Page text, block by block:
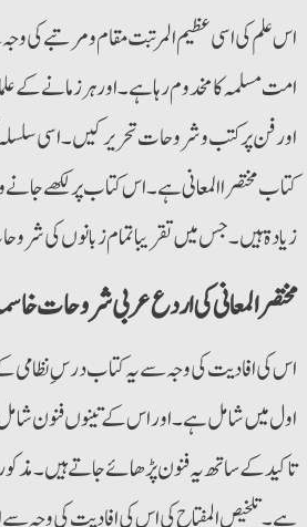
اس علم کی اسی عظیم المرتبت مقام و مرتبے کی
امت مسلمہ کا مخدوم رہا ہے۔ اور ہر زمانے کے
اور فن پر کتب و شروحات تحریر کیں۔ اسی
کتاب مختصراالمعانی ہے۔ اس کتاب پرلکھے
زیادۃ ہیں۔ جس میں تقریبا تمام زبانوں کی
مختصر المعانی کی اردع عربی شروحات
اس کی افادیت کی وجہ سے یہ کتاب درس ِنظامی
اول میں شامل ہے۔ اوراس کے تینوں فنون
تاکید کے ساتھ یہ فنون پڑھائے جاتے ہیں۔
ہے۔ تلخیص المفتاح کی اس کی افادیت کی وجہ